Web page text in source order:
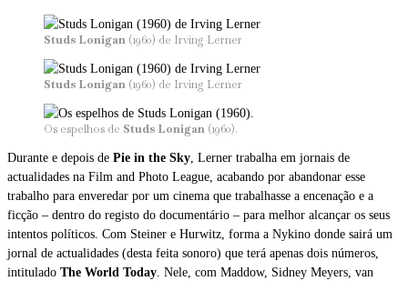
Studs Lonigan (1960) de Irving Lerner
Studs Lonigan (1960) de Irving Lerner
Os espelhos de Studs Lonigan (1960).
Durante e depois de Pie in the Sky , Lerner trabalha em jornais de
actualidades na Film and Photo League, acabando por abandonar esse
trabalho para enveredar por um cinema que trabalhasse a encenação e a
ficção – dentro do registo do documentário – para melhor alcançar os seus
intentos políticos. Com Steiner e Hurwitz, forma a Nykino donde sairá um
jornal de actualidades (desta feita sonoro) que terá apenas dois números,
intitulado The World Today . Nele, com Maddow, Sidney Meyers, van